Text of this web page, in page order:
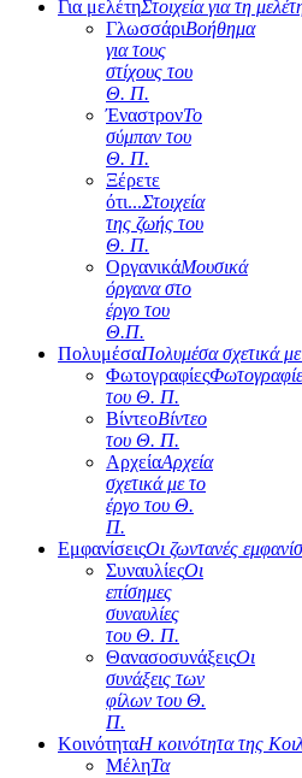
Για μελέτηΣτοιχεία για τη
ΓλωσσάριΒοήθημα
για τους
στίχους του
Θ. Π.
ΈναστρονΤο
σύμπαν του
Θ. Π.
Ξέρετε
ότι...Στοιχεία
της ζωής του
Θ. Π.
ΟργανικάΜουσικά
όργανα στο
έργο του
Θ.Π.
ΠολυμέσαΠολυμέσα σχετικά
Φωτογραφίες
του Θ. Π.
ΒίντεοΒίντεο
του Θ. Π.
ΑρχείαΑρχεία
σχετικά με το
έργο του Θ.
Π.
ΕμφανίσειςΟι ζωντανές
ΣυναυλίεςΟι
επίσημες
συναυλίες
του Θ. Π.
ΘανασοσυνάξειςΟι
συνάξεις των
φίλων του Θ.
Π.
ΚοινότηταΗ κοινότητα της
ΜέληΤα